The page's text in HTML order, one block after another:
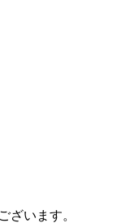
ざいます。